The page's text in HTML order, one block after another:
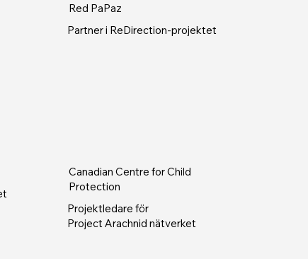
Red PaPaz
Partner i ReDirection-projektet
Canadian Centre for Child
Protection
Projektledare för
Project Arachnid nätverket